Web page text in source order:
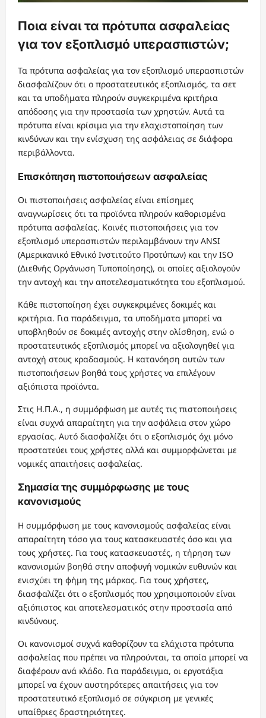
Ποια είναι τα πρότυπα ασφαλείας
για τον εξοπλισμό υπερασπιστών;
Τα πρότυπα ασφαλείας για τον εξοπλισμό υπερασπιστών
διασφαλίζουν ότι ο προστατευτικός εξοπλισμός, τα σετ
και τα υποδήματα πληρούν συγκεκριμένα κριτήρια
απόδοσης για την προστασία των χρηστών. Αυτά τα
πρότυπα είναι κρίσιμα για την ελαχιστοποίηση των
κινδύνων και την ενίσχυση της ασφάλειας σε διάφορα
περιβάλλοντα.
Επισκόπηση πιστοποιήσεων ασφαλείας
Οι πιστοποιήσεις ασφαλείας είναι επίσημες
αναγνωρίσεις ότι τα προϊόντα πληρούν καθορισμένα
πρότυπα ασφαλείας. Κοινές πιστοποιήσεις για τον
εξοπλισμό υπερασπιστών περιλαμβάνουν την ANSI
(Αμερικανικό Εθνικό Ινστιτούτο Προτύπων) και την ISO
(Διεθνής Οργάνωση Τυποποίησης), οι οποίες αξιολογούν
την αντοχή και την αποτελεσματικότητα του εξοπλισμού.
Κάθε πιστοποίηση έχει συγκεκριμένες δοκιμές και
κριτήρια. Για παράδειγμα, τα υποδήματα μπορεί να
υποβληθούν σε δοκιμές αντοχής στην ολίσθηση, ενώ ο
προστατευτικός εξοπλισμός μπορεί να αξιολογηθεί για
αντοχή στους κραδασμούς. Η κατανόηση αυτών των
πιστοποιήσεων βοηθά τους χρήστες να επιλέγουν
αξιόπιστα προϊόντα.
Στις Η.Π.Α., η συμμόρφωση με αυτές τις πιστοποιήσεις
είναι συχνά απαραίτητη για την ασφάλεια στον χώρο
εργασίας. Αυτό διασφαλίζει ότι ο εξοπλισμός όχι μόνο
προστατεύει τους χρήστες αλλά και συμμορφώνεται με
νομικές απαιτήσεις ασφαλείας.
Σημασία της συμμόρφωσης με τους
κανονισμούς
Η συμμόρφωση με τους κανονισμούς ασφαλείας είναι
απαραίτητη τόσο για τους κατασκευαστές όσο και για
τους χρήστες. Για τους κατασκευαστές, η τήρηση των
κανονισμών βοηθά στην αποφυγή νομικών ευθυνών και
ενισχύει τη φήμη της μάρκας. Για τους χρήστες,
διασφαλίζει ότι ο εξοπλισμός που χρησιμοποιούν είναι
αξιόπιστος και αποτελεσματικός στην προστασία από
κινδύνους.
Οι κανονισμοί συχνά καθορίζουν τα ελάχιστα πρότυπα
ασφαλείας που πρέπει να πληρούνται, τα οποία μπορεί να
διαφέρουν ανά κλάδο. Για παράδειγμα, οι εργοτάξια
μπορεί να έχουν αυστηρότερες απαιτήσεις για τον
προστατευτικό εξοπλισμό σε σύγκριση με γενικές
υπαίθριες δραστηριότητες.